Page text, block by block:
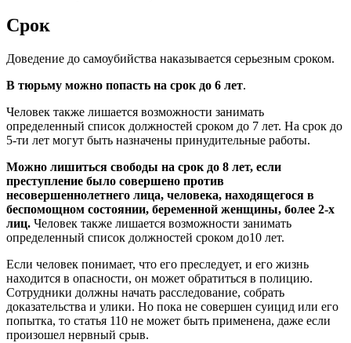
Срок
Доведение до самоубийства наказывается серьезным сроком.
В тюрьму можно попасть на срок до 6 лет.
Человек также лишается возможности занимать
определенный список должностей сроком до 7 лет. На срок до
5-ти лет могут быть назначены принудительные работы.
Можно лишиться свободы на срок до 8 лет, если
преступление было совершено против
несовершеннолетнего лица, человека, находящегося в
беспомощном состоянии, беременной женщины, более 2-х
лиц. Человек также лишается возможности занимать
определенный список должностей сроком до10 лет.
Если человек понимает, что его преследует, и его жизнь
находится в опасности, он может обратиться в полицию.
Сотрудники должны начать расследование, собрать
доказательства и улики. Но пока не совершен суицид или его
попытка, то статья 110 не может быть применена, даже если
произошел нервный срыв.